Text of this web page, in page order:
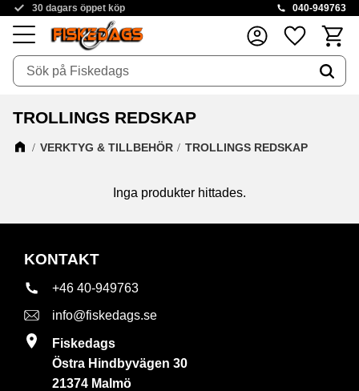
Meny
30 dagars öppet köp 040-949763
Favoriter
TROLLINGS REDSKAP
VERKTYG & TILLBEHÖR TROLLINGS REDSKAP
Inga produkter hittades.
KONTAKT
+46 40-949763
info@fiskedags.se
Fiskedags
Östra Hindbyvägen 30
21374 Malmö